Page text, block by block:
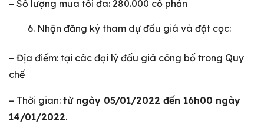
– Số lượng mua tối đa: 280.000 cổ phần
Nhận đăng ký tham dự đấu giá và đặt cọc:
– Địa điểm: tại các đại lý đấu giá công bố trong Quy
chế
– Thời gian: từ ngày 05/01/2022 đến 16h00 ngày
14/01/2022.